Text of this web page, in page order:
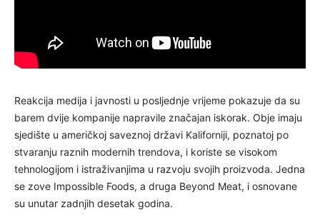
Reakcija medija i javnosti u posljednje vrijeme pokazuje da su
barem dvije kompanije napravile značajan iskorak. Obje imaju
sjedište u američkoj saveznoj državi Kaliforniji, poznatoj po
stvaranju raznih modernih trendova, i koriste se visokom
tehnologijom i istraživanjima u razvoju svojih proizvoda. Jedna
se zove Impossible Foods, a druga Beyond Meat, i osnovane
su unutar zadnjih desetak godina.